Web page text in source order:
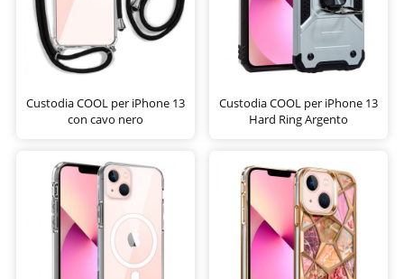
Custodia COOL per iPhone 13
con cavo nero
Custodia COOL per iPhone 13
Hard Ring Argento